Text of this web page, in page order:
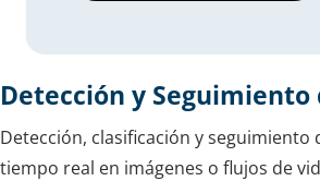
Detección y Seguimiento
Detección, clasificación y seguimiento
tiempo real en imágenes o flujos de